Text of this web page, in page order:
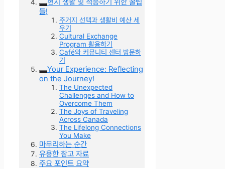
현지 생활 및 적응하기 위한 꿀팁
들!
주거지 선택과 생활비 예산 세
우기
Cultural Exchange
Program 활용하기
Café와 커뮤니티 센터 방문하
기
Your Experience: Reflecting
on the Journey!
The Unexpected
Challenges and How to
Overcome Them
The Joys of Traveling
Across Canada
The Lifelong Connections
You Make
마무리하는 순간
유용한 참고 자료
주요 포인트 요약